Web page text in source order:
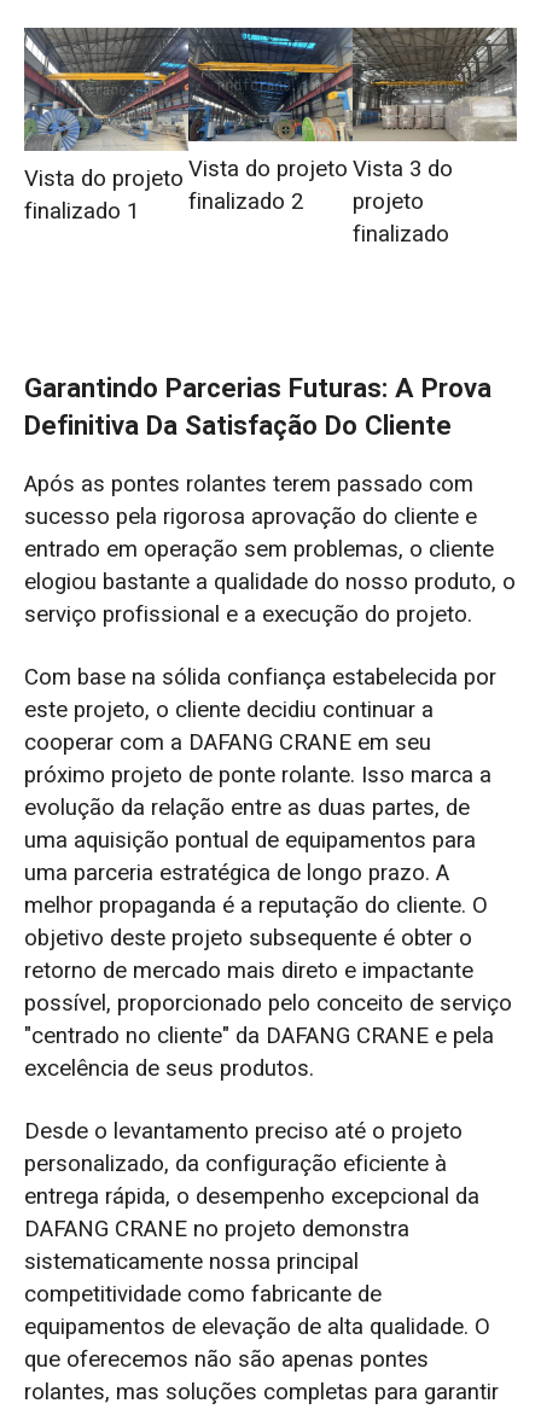
Vista do projeto
finalizado 1
Vista do projeto
finalizado 2
Vista 3 do
projeto
finalizado
Garantindo Parcerias Futuras: A Prova
Definitiva Da Satisfação Do Cliente
Após as pontes rolantes terem passado com
sucesso pela rigorosa aprovação do cliente e
entrado em operação sem problemas, o cliente
elogiou bastante a qualidade do nosso produto, o
serviço profissional e a execução do projeto.
Com base na sólida confiança estabelecida por
este projeto, o cliente decidiu continuar a
cooperar com a DAFANG CRANE em seu
próximo projeto de ponte rolante. Isso marca a
evolução da relação entre as duas partes, de
uma aquisição pontual de equipamentos para
uma parceria estratégica de longo prazo. A
melhor propaganda é a reputação do cliente. O
objetivo deste projeto subsequente é obter o
retorno de mercado mais direto e impactante
possível, proporcionado pelo conceito de serviço
"centrado no cliente" da DAFANG CRANE e pela
excelência de seus produtos.
Desde o levantamento preciso até o projeto
personalizado, da configuração eficiente à
entrega rápida, o desempenho excepcional da
DAFANG CRANE no projeto demonstra
sistematicamente nossa principal
competitividade como fabricante de
equipamentos de elevação de alta qualidade. O
que oferecemos não são apenas pontes
rolantes, mas soluções completas para garantir